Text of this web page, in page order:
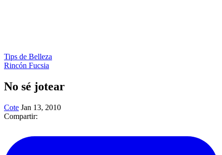
Tips de Belleza
Rincón Fucsia
No sé jotear
Cote Jan 13, 2010
Compartir: